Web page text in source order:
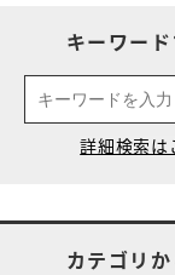
キーワー
カテゴリ